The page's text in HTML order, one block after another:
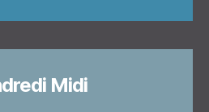
Midi